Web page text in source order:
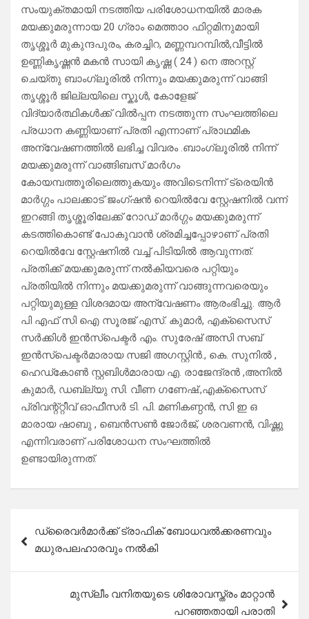
സംയുക്തമായി നടത്തിയ പരിശോധനയിൽ മാരക
മയക്കുമരുന്നായ 20 ഗ്രാം മെത്താo ഫിറ്റമിനുമായി
തൃശ്ശൂർ മുകുന്ദപുരം, കരച്ചിറ, മണ്ണമ്പറമ്പിൽ,വീട്ടിൽ
ഉണ്ണികൃഷ്ണൻ മകൻ സായി കൃഷ്ണ ( 24 ) നെ അറസ്റ്റ്
ചെയ്തു ബാംഗ്ലൂരിൽ നിന്നും മയക്കുമരുന്ന് വാങ്ങി
തൃശ്ശൂർ ജില്ലയിലെ സ്കൂൾ, കോളേജ്
വിദ്യാർത്ഥികൾക്ക് വിൽപ്പന നടത്തുന്ന സംഘത്തിലെ
പ്രധാന കണ്ണിയാണ് പ്രതി എന്നാണ് പ്രാഥമിക
അന്വേഷണത്തിൽ ലഭിച്ച വിവരം .ബാംഗ്ലൂരിൽ നിന്ന്
മയക്കുമരുന്ന് വാങ്ങിബസ് മാർഗം
കോയമ്പത്തൂരിലെത്തുകയും അവിടെനിന്ന് ട്രെയിൻ
മാർഗ്ഗം പാലക്കാട് ജംഗ്ഷൻ റെയിൽവേ സ്റ്റേഷനിൽ വന്ന്
ഇറങ്ങി തൃശ്ശൂരിലേക്ക് റോഡ് മാർഗ്ഗം മയക്കുമരുന്ന്
കടത്തികൊണ്ട് പോകുവാൻ ശ്രമിച്ചപ്പോഴാണ് പ്രതി
റെയിൽവേ സ്റ്റേഷനിൽ വച്ച് പിടിയിൽ ആവുന്നത്.
പ്രതിക്ക് മയക്കുമരുന്ന് നൽകിയവരെ പറ്റിയും
പ്രതിയിൽ നിന്നും മയക്കുമരുന്ന് വാങ്ങുന്നവരെയും
പറ്റിയുമുള്ള വിശദമായ അന്വേഷണം ആരംഭിച്ചു. ആർ
പി എഫ് സി ഐ സൂരജ് എസ്. കുമാർ, എക്സൈസ്
സർക്കിൾ ഇൻസ്പെക്ടർ എം. സുരേഷ് അസി സബ്
ഇൻസ്‌പെക്ടർമാരായ സജി അഗസ്റ്റിൻ., കെ. സുനിൽ ,
ഹെഡ്കോൺ സ്റ്റബിൾമാരായ എ. രാജേന്ദ്രൻ ,അനിൽ
കുമാർ, ഡബ്ല്യു സി. വീണ ഗണേഷ്.,എക്സൈസ്
പ്രിവന്റ്റ്റീവ് ഓഫീസർ ടി. പി. മണികണ്ഠൻ, സി ഇ ഒ
മാരായ ഷാബു , ബെൻസൺ ജോർജ്, ശരവണൻ, വിഷ്ണു
എന്നിവരാണ് പരിശോധന സംഘത്തിൽ
ഉണ്ടായിരുന്നത്.
navigation
ഡ്രൈവർമാർക്ക് ട്രാഫിക് ബോധവൽക്കരണവും
മധുരപലഹാരവും നൽകി
മുസ്ലീം വനിതയുടെ ശിരോവസ്ത്രം മാറ്റാൻ
പറഞ്ഞതായി പരാതി